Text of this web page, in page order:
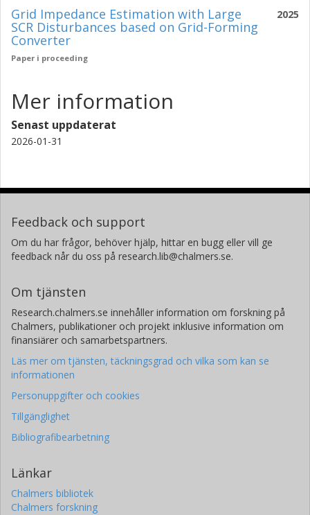
2025
Grid Impedance Estimation with Large
SCR Disturbances based on Grid-Forming
Converter
Paper i proceeding
Mer information
Senast uppdaterat
2026-01-31
Feedback och support
Om du har frågor, behöver hjälp, hittar en bugg eller vill ge
feedback når du oss på research.lib@chalmers.se.
Om tjänsten
Research.chalmers.se innehåller information om forskning på
Chalmers, publikationer och projekt inklusive information om
finansiärer och samarbetspartners.
Läs mer om tjänsten, täckningsgrad och vilka som kan se
informationen
Personuppgifter och cookies
Tillgänglighet
Bibliografibearbetning
Länkar
Chalmers bibliotek
Chalmers forskning